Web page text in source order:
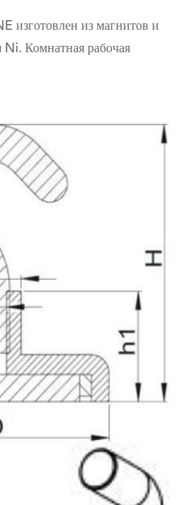
изготовлен из магнитов и
Комнатная рабочая